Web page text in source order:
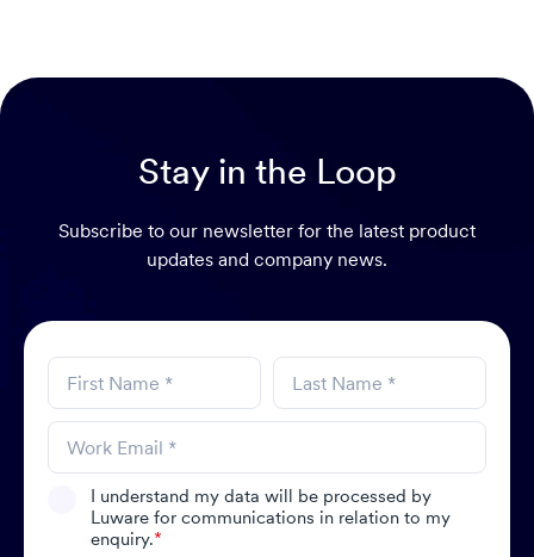
Stay in the Loop
Subscribe to our newsletter for the latest product
updates and company news.
I understand my data will be processed by
Luware for communications in relation to my
enquiry.*